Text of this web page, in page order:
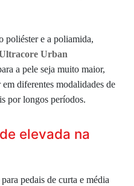
poliéster e a poliamida,
Urban
a pele seja muito maior,
diferentes modalidades de
por longos períodos.
elevada na
pedais de curta e média